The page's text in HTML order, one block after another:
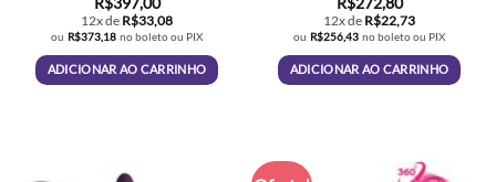
R$397,00
12x de R$33,08
ou R$373,18 no boleto ou PIX
ADICIONAR AO CARRINHO
de 5
R$272,80
12x de R$22,73
ou R$256,43 no boleto ou PIX
ADICIONAR AO CARRINHO